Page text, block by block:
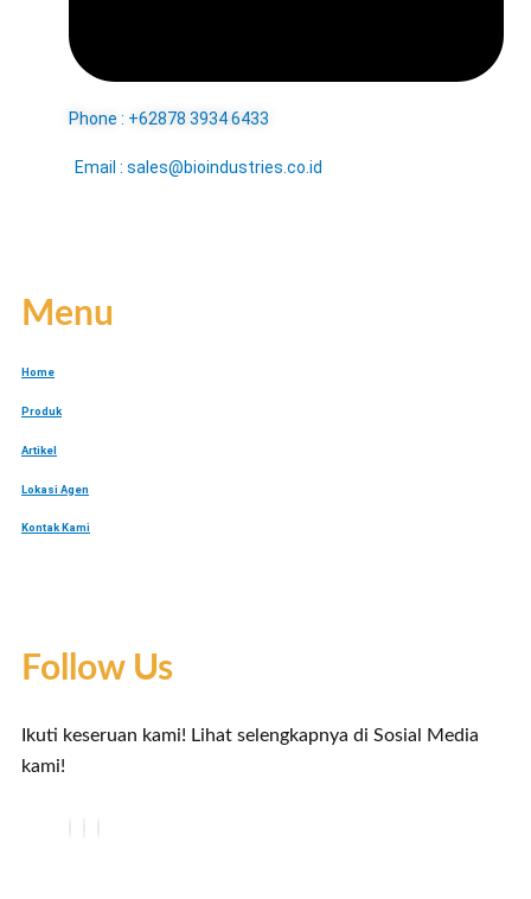
Phone : +62878 3934 6433
Email : sales@bioindustries.co.id
Menu
Home
Produk
Artikel
Lokasi Agen
Kontak Kami
Follow Us
Ikuti keseruan kami! Lihat selengkapnya di Sosial Media
kami!